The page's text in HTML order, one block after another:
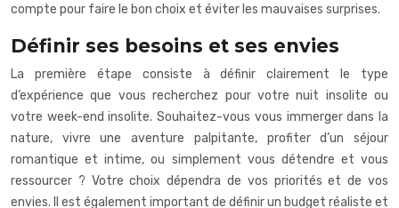
compte pour faire le bon choix et éviter les mauvaises surprises.
Définir ses besoins et ses envies
La première étape consiste à définir clairement le type
d’expérience que vous recherchez pour votre nuit insolite ou
votre week-end insolite. Souhaitez-vous vous immerger dans la
nature, vivre une aventure palpitante, profiter d’un séjour
romantique et intime, ou simplement vous détendre et vous
ressourcer ? Votre choix dépendra de vos priorités et de vos
envies. Il est également important de définir un budget réaliste et